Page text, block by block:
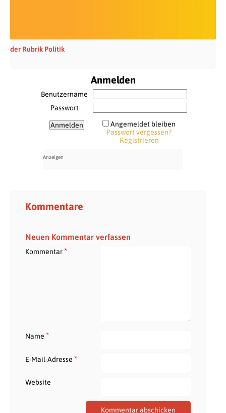
der Rubrik Politik
Anmelden
Benutzername
Passwort
Angemeldet bleiben
Passwort vergessen?
Registrieren
Kommentare
Neuen Kommentar verfassen
Kommentar*
Name *
E-Mail-Adresse *
Website